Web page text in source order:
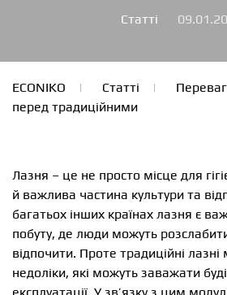
Статті
ECONIKO Статті
перед традиційними
Лазня – це не просто місце для
й важлива частина культури та
багатьох інших країнах лазня є
побуту, де люди можуть
відпочити. Проте традиційні
недоліки, які можуть заважати